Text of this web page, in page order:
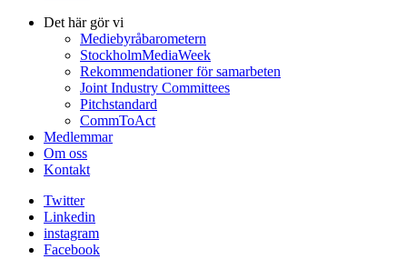
Det här gör vi
Mediebyråbarometern
StockholmMediaWeek
Rekommendationer för samarbeten
Joint Industry Committees
Pitchstandard
CommToAct
Medlemmar
Om oss
Kontakt
Twitter
Linkedin
instagram
Facebook